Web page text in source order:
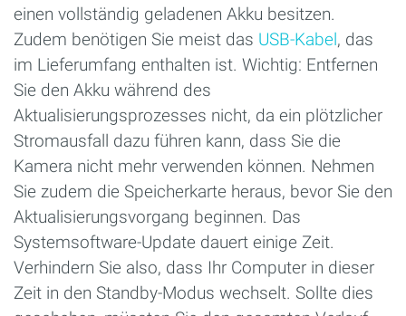
einen vollständig geladenen Akku besitzen.
Zudem benötigen Sie meist das USB-Kabel, das
im Lieferumfang enthalten ist. Wichtig: Entfernen
Sie den Akku während des
Aktualisierungsprozesses nicht, da ein plötzlicher
Stromausfall dazu führen kann, dass Sie die
Kamera nicht mehr verwenden können. Nehmen
Sie zudem die Speicherkarte heraus, bevor Sie den
Aktualisierungsvorgang beginnen. Das
Systemsoftware-Update dauert einige Zeit.
Verhindern Sie also, dass Ihr Computer in dieser
Zeit in den Standby-Modus wechselt. Sollte dies